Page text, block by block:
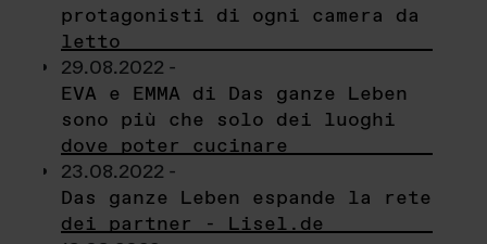
protagonisti di ogni camera da
letto
29.08.2022 -
EVA e EMMA di Das ganze Leben
sono più che solo dei luoghi
dove poter cucinare
23.08.2022 -
Das ganze Leben espande la rete
dei partner - Lisel.de